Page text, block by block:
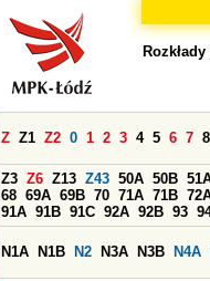
Z Z1 Z2 0 1 2 3 4 5 6 7 8
Z3 Z6 Z13 Z43 50A 50B
68 69A 69B 70 71A 71B
91A 91B 91C 92A 92B 93
N1A N1B N2 N3A N3B N4A